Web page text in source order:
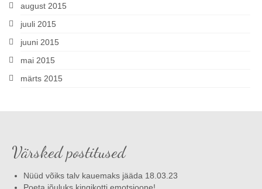
august 2015
juuli 2015
juuni 2015
mai 2015
märts 2015
Värsked postitused
Nüüd võiks talv kauemaks jääda 18.03.23